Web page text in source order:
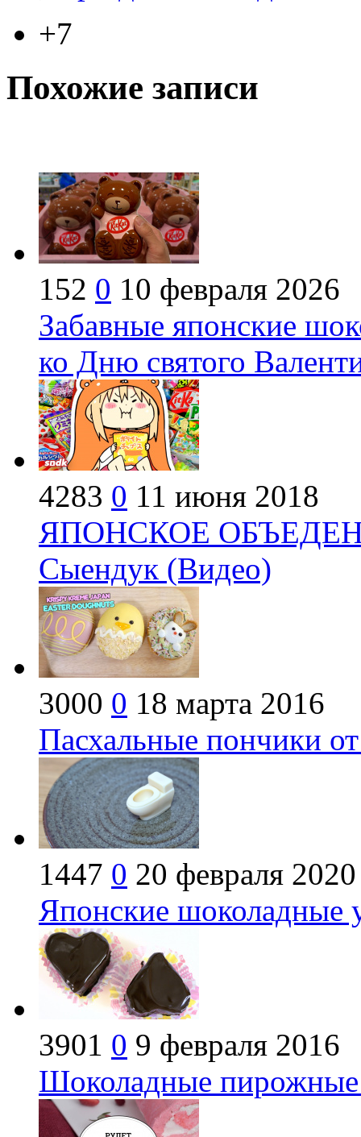
+7
Похожие записи
152 0 10 февраля 2026
Забавные японские
ко Дню святого
4283 0 11 июня 2018
ЯПОНСКОЕ
Сыендук (Видео)
3000 0 18 марта 2016
Пасхальные пончики
1447 0 20 февраля 2020
Японские шоколадные
3901 0 9 февраля 2016
Шоколадные пирожные